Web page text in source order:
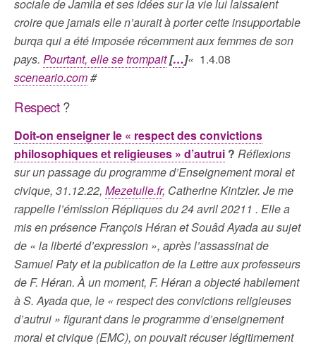
sociale de Jamila et ses idées sur la vie lui laissaient
croire que jamais elle n’aurait à porter cette insupportable
burqa qui a été imposée récemment aux femmes de son
pays. Pourtant, elle se trompait[…]« 1.4.08
sceneario.com#
Respect?
Doit-on enseigner le « respect des convictions
philosophiques et religieuses » d’autrui ? Réflexions
sur un passage du programme d’Enseignement moral et
civique, 31.12.22, Mezetulle.fr, Catherine Kintzler. Je me
rappelle l’émission Répliques du 24 avril 20211 . Elle a
mis en présence François Héran et Souâd Ayada au sujet
de « la liberté d’expression », après l’assassinat de
Samuel Paty et la publication de la Lettre aux professeurs
de F. Héran. À un moment, F. Héran a objecté habilement
à S. Ayada que, le « respect des convictions religieuses
d’autrui » figurant dans le programme d’enseignement
moral et civique (EMC), on pouvait récuser légitimement